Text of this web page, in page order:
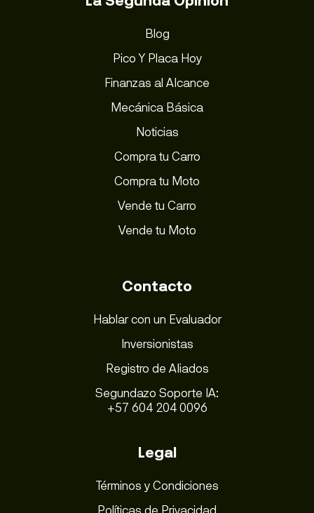
Blog
Pico Y Placa Hoy
Finanzas al Alcance
Mecánica Básica
Noticias
Compra tu Carro
Compra tu Moto
Vende tu Carro
Vende tu Moto
Contacto
Hablar con un Evaluador
Inversionistas
Registro de Aliados
Segundazo Soporte IA:
+57 604 204 0096
Legal
Términos y Condiciones